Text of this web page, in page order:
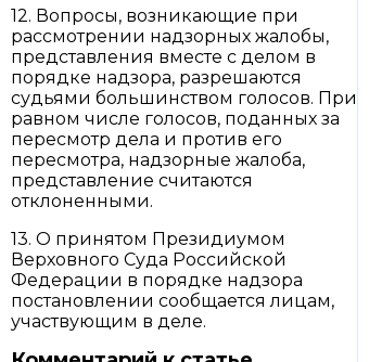
12. Вопросы, возникающие при
рассмотрении надзорных жалобы,
представления вместе с делом в
порядке надзора, разрешаются
судьями большинством голосов. При
равном числе голосов, поданных за
пересмотр дела и против его
пересмотра, надзорные жалоба,
представление считаются
отклоненными.
13. О принятом Президиумом
Верховного Суда Российской
Федерации в порядке надзора
постановлении сообщается лицам,
участвующим в деле.